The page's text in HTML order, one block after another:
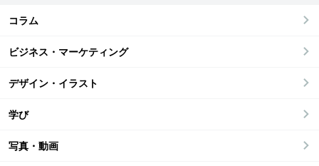
コラム
ビジネス・マーケティング
デザイン・イラスト
学び
写真・動画